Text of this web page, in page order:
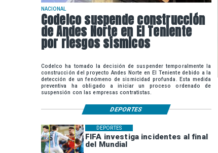
FIFA investiga incidentes al final
del Mundial
DEPORTES
NACIONAL
Codelco suspende construcción
de Andes Norte en El Teniente
por riesgos sísmicos
Codelco ha tomado la decisión de suspender temporalmente la
construcción del proyecto Andes Norte en El Teniente debido a la
detección de un fenómeno de sismicidad profunda. Esta medida
preventiva ha obligado a iniciar un proceso ordenado de
suspensión con las empresas contratistas.
DEPORTES